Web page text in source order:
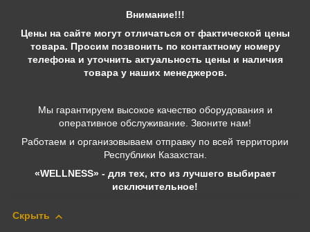
Внимание!!!
Цены на сайте могут отличаться от фактической цены
товара. Просим позвонить по контактному номеру
телефона и уточнить актуальность цены и наличия
товара у наших менеджеров.
Мы гарантируем высокое качество оборудования и
оперативное обслуживание. Звоните нам!
Работаем и организовываем отправку по всей территории
Республики Казахстан.
«WELLNESS» - для тех, кто из лучшего выбирает
исключительное!
Скрыть